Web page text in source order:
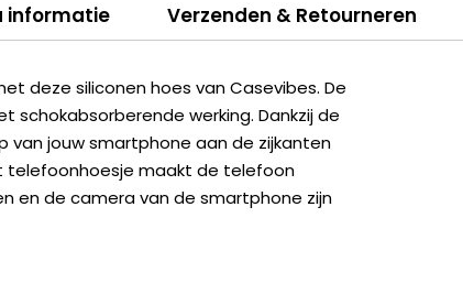
informatie Verzenden & Retourneren
deze siliconen hoes van Casevibes. De
schokabsorberende werking. Dankzij de
jouw smartphone aan de zijkanten
telefoonhoesje maakt de telefoon
en de camera van de smartphone zijn